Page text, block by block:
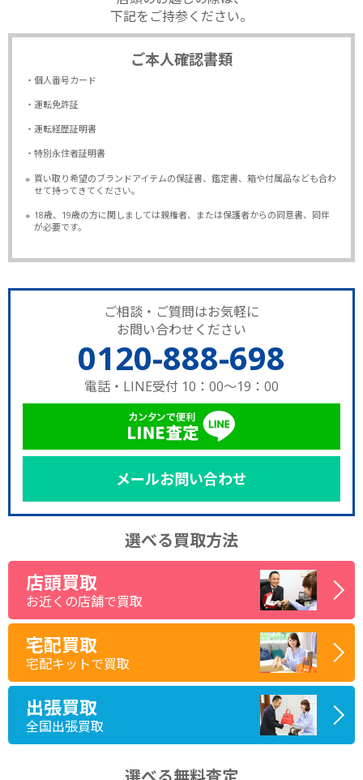
下記をご持参ください。
ご本人確認書類
・個人番号カード
・運転免許証
・運転経歴証明書
・特別永住者証明書
※ 買い取り希望のブランドアイテムの保証書、鑑定書、箱や付属品なども合わ
せて持ってきてください。
※ 18歳、19歳の方に関しましては親権者、または保護者からの同意書、同伴
が必要です。
ご相談・ご質問はお気軽に
お問い合わせください
0120-888-698
電話・LINE受付 10：00～19：00
メールお問い合わせ
選べる買取方法
店頭買取
お近くの店舗で買取
宅配買取
宅配キットで買取
出張買取
全国出張買取